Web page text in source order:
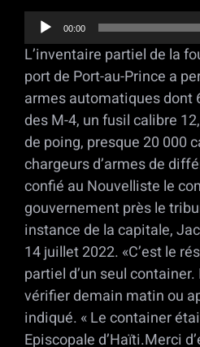
Lecteur
audio
00:00
L’inventaire partiel de la
port de Port-au-Prince a
armes automatiques dont
des M-4, un fusil calibre
de poing, presque 20 000
chargeurs d’armes de
confié au Nouvelliste le
gouvernement près le
instance de la capitale,
14 juillet 2022. «C’est le
partiel d’un seul
vérifier demain matin ou
indiqué. « Le container
Episcopale d’Haïti.Merci